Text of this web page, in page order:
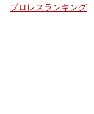
プロレスランキング